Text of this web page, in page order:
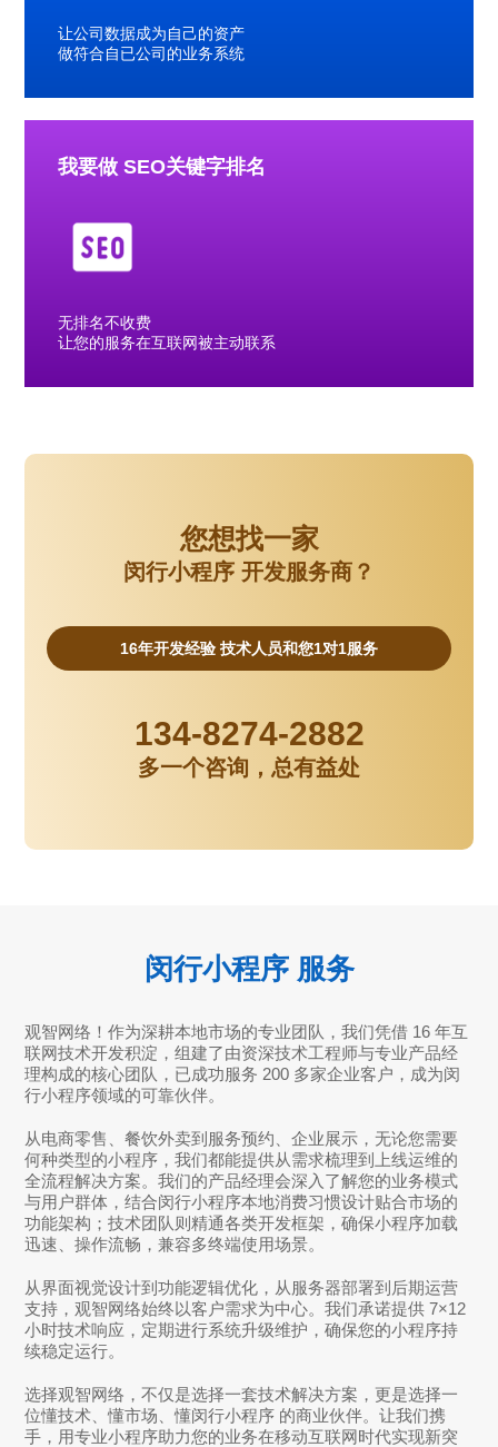
让公司数据成为自己的资产
做符合自已公司的业务系统
我要做 SEO关键字排名
无排名不收费
让您的服务在互联网被主动联系
您想找一家
闵行小程序 开发服务商？
16年开发经验 技术人员和您1对1服务
134-8274-2882
多一个咨询，总有益处
闵行小程序 服务
观智网络！作为深耕本地市场的专业团队，我们凭借 16 年互
联网技术开发积淀，组建了由资深技术工程师与专业产品经
理构成的核心团队，已成功服务 200 多家企业客户，成为闵
行小程序领域的可靠伙伴。
从电商零售、餐饮外卖到服务预约、企业展示，无论您需要
何种类型的小程序，我们都能提供从需求梳理到上线运维的
全流程解决方案。我们的产品经理会深入了解您的业务模式
与用户群体，结合闵行小程序本地消费习惯设计贴合市场的
功能架构；技术团队则精通各类开发框架，确保小程序加载
迅速、操作流畅，兼容多终端使用场景。
从界面视觉设计到功能逻辑优化，从服务器部署到后期运营
支持，观智网络始终以客户需求为中心。我们承诺提供 7×12
小时技术响应，定期进行系统升级维护，确保您的小程序持
续稳定运行。
选择观智网络，不仅是选择一套技术解决方案，更是选择一
位懂技术、懂市场、懂闵行小程序 的商业伙伴。让我们携
手，用专业小程序助力您的业务在移动互联网时代实现新突